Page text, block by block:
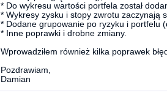
* Do wykresu wartości portfela został
* Wykresy zysku i stopy zwrotu zaczynają
* Dodane grupowanie po ryzyku i portfelu
* Inne poprawki i drobne zmiany.
Wprowadziłem również kilka poprawek
Pozdrawiam,
Damian